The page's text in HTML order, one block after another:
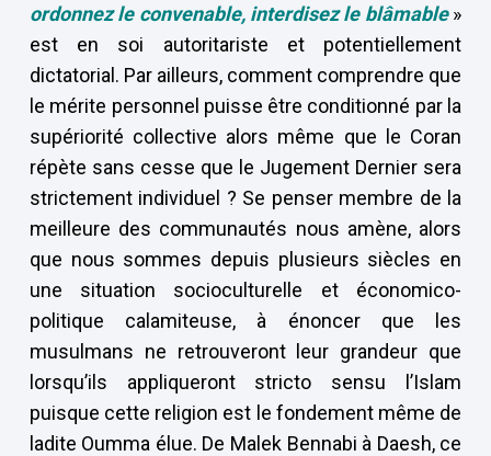
ordonnez le convenable, interdisez le blâmable»
est en soi autoritariste et potentiellement
dictatorial. Par ailleurs, comment comprendre que
le mérite personnel puisse être conditionné par la
supériorité collective alors même que le Coran
répète sans cesse que le Jugement Dernier sera
strictement individuel ? Se penser membre de la
meilleure des communautés nous amène, alors
que nous sommes depuis plusieurs siècles en
une situation socioculturelle et économico-
politique calamiteuse, à énoncer que les
musulmans ne retrouveront leur grandeur que
lorsqu’ils appliqueront stricto sensu l’Islam
puisque cette religion est le fondement même de
ladite Oumma élue. De Malek Bennabi à Daesh, ce